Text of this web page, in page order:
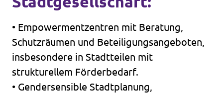
• Empowermentzentren mit Beratung,
Schutzräumen und Beteiligungsangeboten,
insbesondere in Stadtteilen mit
strukturellem Förderbedarf.
• Gendersensible Stadtplanung,